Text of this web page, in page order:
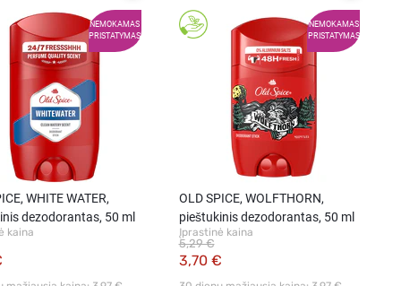
NEMOKAMAS
PRISTATYMAS
WHITE WATER,
dezodorantas, 50 ml
kaina
NEMOKAMAS
PRISTATYMAS
OLD SPICE, WOLFTHORN,
pieštukinis dezodorantas, 50 ml
Įprastinė kaina
3,70 €
5,29 €